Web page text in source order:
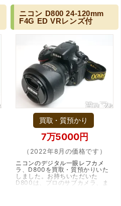
はX-T5が発表されたことで…（大
阪・江坂）
ニコン D800 24-120mm
F4G ED VRレンズ付
買取・質預かり
7万5000円
（2022年8月の価格です）
ニコンのデジタル一眼レフカメ
ラ、D800を買取・質預かりいた
しました。お持ちいただいた
D800は、プロのサブカメラ、ま